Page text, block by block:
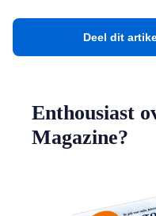
Deel dit
Enthousiast
Magazine?